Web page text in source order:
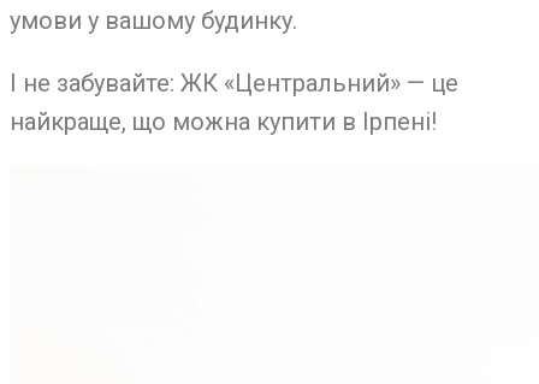
умови у вашому будинку.
І не забувайте: ЖК «Центральний» — це
найкраще, що можна купити в Ірпені!